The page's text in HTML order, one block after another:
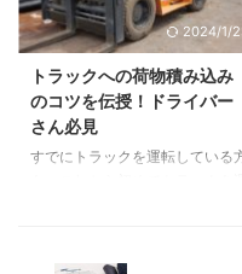
務をおこなったり、荷主を探す時
間や手間を削減したりするため
くつかの問題点が伴っていること
をご存知でしょうか？ 本記事で
は、下請法改正が運送業に与える
影響を解説します。 運送業界で
2024/1/
トラックへの荷物積み込み
のコツを伝授！ドライバー
さん必見
すでにトラックを運転している